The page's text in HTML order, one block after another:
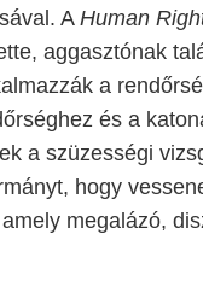
A Human
aggasztónak
a
és a
a szüzességi
hogy
megalázó,